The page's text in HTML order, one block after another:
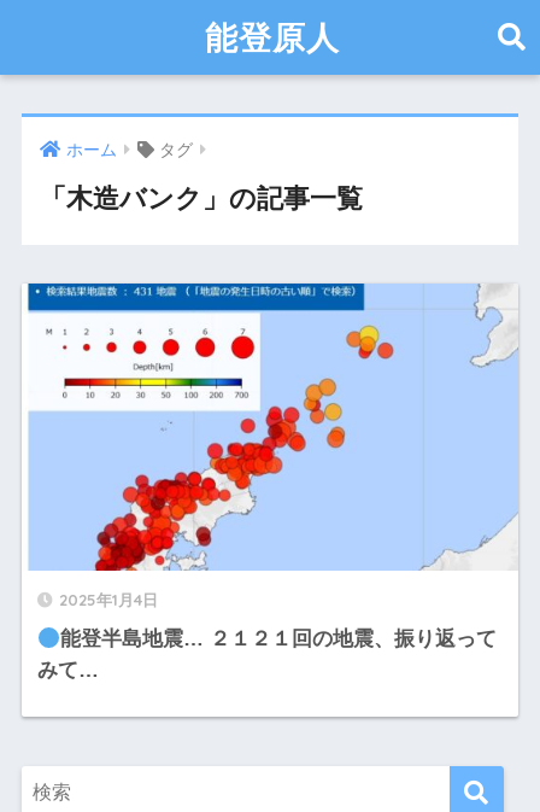
能登原人
ホーム タグ
「木造バンク」の記事一覧
2025年1月4日
能登半島地震… ２１２１回の地震、振り返って
みて…